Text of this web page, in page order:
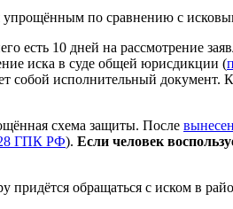
упрощённым по сравнению с
есть 10 дней на рассмотрение
иска в суде общей юрисдикции (
исполнительный документ.
схема защиты. После
ГПК РФ). Если человек
придётся обращаться с иском в